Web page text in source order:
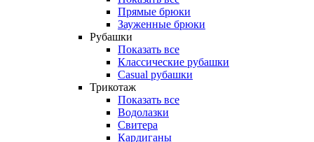
Прямые брюки
Зауженные брюки
Рубашки
Показать все
Классические рубашки
Casual рубашки
Трикотаж
Показать все
Водолазки
Свитера
Кардиганы